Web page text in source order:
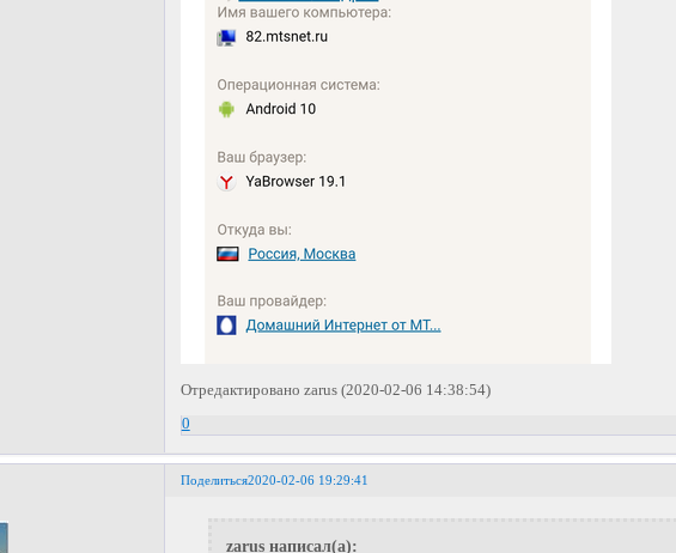
Отредактировано zarus (2020-02-06 14:38:54)
0
Поделиться2020-02-06 19:29:41
zarus написал(а):